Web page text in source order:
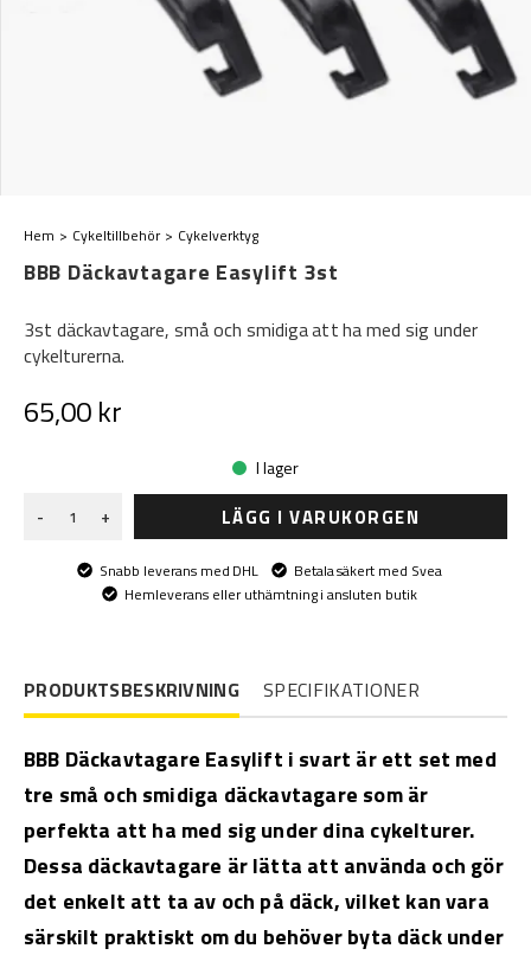
Hem Cykeltillbehör Cykelverktyg
BBB Däckavtagare Easylift 3st
3st däckavtagare, små och smidiga att ha med sig under
cykelturerna.
65,00 kr
I lager
-
+ LÄGG I VARUKORGEN
Snabb leverans med DHL
Betala säkert med Svea
Hemleverans eller uthämtning i ansluten butik
PRODUKTSBESKRIVNING SPECIFIKATIONER
BBB Däckavtagare Easylift i svart är ett set med
tre små och smidiga däckavtagare som är
perfekta att ha med sig under dina cykelturer.
Dessa däckavtagare är lätta att använda och gör
det enkelt att ta av och på däck, vilket kan vara
särskilt praktiskt om du behöver byta däck under